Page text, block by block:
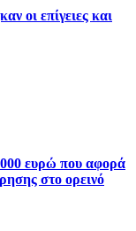
οι επίγειες και
ευρώ που αφορά
στο ορεινό